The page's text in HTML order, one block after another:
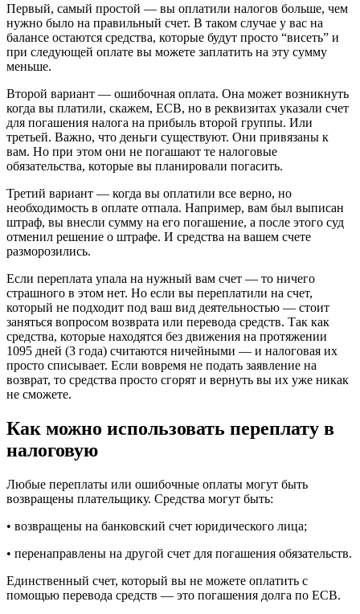
Первый, самый простой — вы оплатили налогов больше, чем
нужно было на правильный счет. В таком случае у вас на
балансе остаются средства, которые будут просто “висеть” и
при следующей оплате вы можете заплатить на эту сумму
меньше.
Второй вариант — ошибочная оплата. Она может возникнуть
когда вы платили, скажем, ЕСВ, но в реквизитах указали счет
для погашения налога на прибыль второй группы. Или
третьей. Важно, что деньги существуют. Они привязаны к
вам. Но при этом они не погашают те налоговые
обязательства, которые вы планировали погасить.
Третий вариант — когда вы оплатили все верно, но
необходимость в оплате отпала. Например, вам был выписан
штраф, вы внесли сумму на его погашение, а после этого суд
отменил решение о штрафе. И средства на вашем счете
разморозились.
Если переплата упала на нужный вам счет — то ничего
страшного в этом нет. Но если вы переплатили на счет,
который не подходит под ваш вид деятельностью — стоит
заняться вопросом возврата или перевода средств. Так как
средства, которые находятся без движения на протяжении
1095 дней (3 года) считаются ничейными — и налоговая их
просто списывает. Если вовремя не подать заявление на
возврат, то средства просто сгорят и вернуть вы их уже никак
не сможете.
Как можно использовать переплату в
налоговую
Любые переплаты или ошибочные оплаты могут быть
возвращены плательщику. Средства могут быть:
• возвращены на банковский счет юридического лица;
• перенаправлены на другой счет для погашения обязательств.
Единственный счет, который вы не можете оплатить с
помощью перевода средств — это погашения долга по ЕСВ.